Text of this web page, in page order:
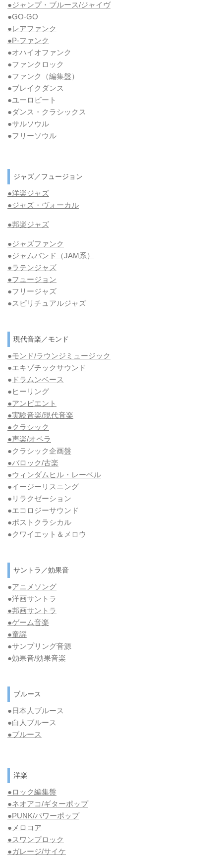
●ジャンプ・ブルース/ジャイヴ
●GO-GO
●レアファンク
●P-ファンク
●オハイオファンク
●ファンクロック
●ファンク
（編集盤）
●ブレイクダンス
●ユーロビート
●ダンス・クラシックス
●サルソウル
●フリーソウル
ジャズ／フュージョン
●洋楽ジャズ
●ジャズ・ヴォーカル
●邦楽ジャズ
●ジャズファンク
●ジャムバンド（JAM系）
●ラテンジャズ
●フュージョン
●フリージャズ
●スピリチュアルジャズ
現代音楽／モンド
●モンド/ラウンジミュージック
●エキゾチックサウンド
● ドラムンベース
●ヒーリング
●アンビエント
●実験音楽/現代音楽
●クラシック
●声楽/オペラ
●クラシック企画盤
●バロック/古楽
●ウィンダムヒル・レーベル
●イージーリスニング
●リラクゼーション
●エコロジーサウンド
●ポストクラシカル
●クワイエット＆メロウ
サントラ／効果音
●アニメソング
●洋画サントラ
●邦画サントラ
●ゲーム音楽
●童謡
●サンプリング音源
●効果音/効果音楽
ブルース
●日本人ブルース
●白人ブルース
●ブルース
洋楽
●ロック編集盤
●ネオアコ/ギターポップ
●PUNK/パワーポップ
●メロコア
●スワンプロック
●ガレージ/サイケ